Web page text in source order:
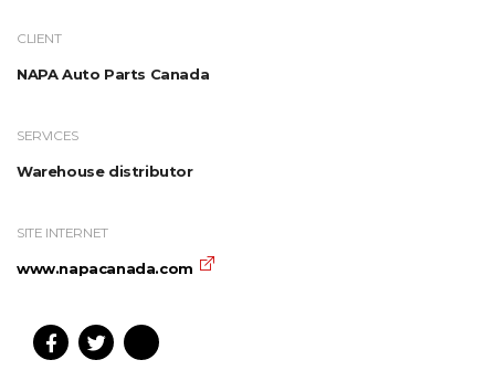
CLIENT
NAPA Auto Parts Canada
SERVICES
Warehouse distributor
SITE INTERNET
www.napacanada.com